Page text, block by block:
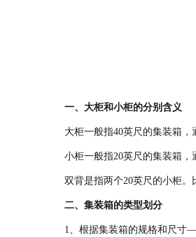
一、大柜和小柜的分别含义
大柜一般指40英尺的集装箱，
小柜一般指20英尺的集装箱，
双背是指两个20英尺的小柜。
二、集装箱的类型划分
1、根据集装箱的规格和尺寸